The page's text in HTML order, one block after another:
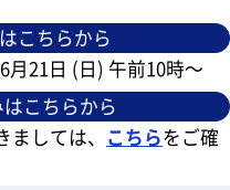
こちらから
月21日 (日) 午前10時～
こちらから
しては、 こちらをご確